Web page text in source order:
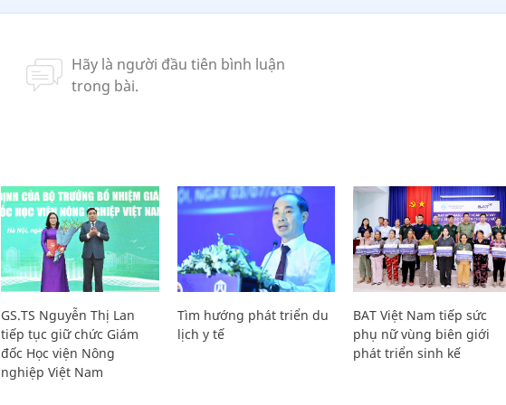
GS.TS Nguyễn Thị Lan
tiếp tục giữ chức Giám
đốc Học viện Nông
nghiệp Việt Nam
Tìm hướng phát triển du
lịch y tế
BAT Việt Nam tiếp sức
phụ nữ vùng biên giới
phát triển sinh kế